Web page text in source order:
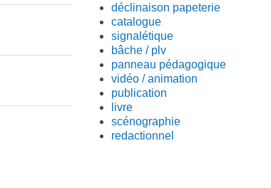
déclinaison papeterie
catalogue
signalétique
bâche / plv
panneau pédagogique
vidéo / animation
publication
livre
scénographie
redactionnel